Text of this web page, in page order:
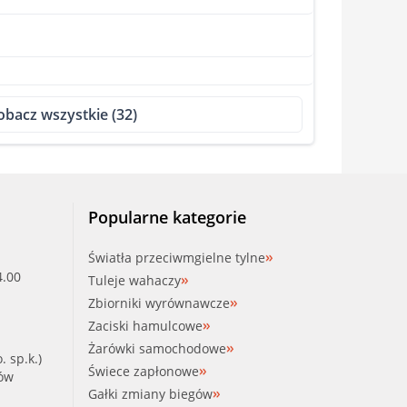
wszystkie (32)
sp.k.)
Popularne kategorie
Światła przeciwmgielne tylne
Tuleje wahaczy
Zbiorniki wyrównawcze
Zaciski hamulcowe
Żarówki samochodowe
Świece zapłonowe
Gałki zmiany biegów